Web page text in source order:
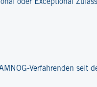
oder Exceptional
Verfahrenden seit